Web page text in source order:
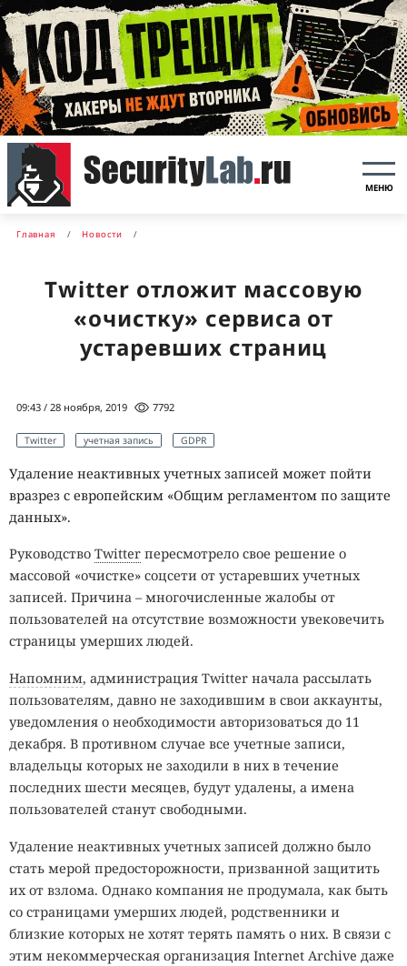
МЕНЮ
Главная Новости
Twitter отложит массовую
«очистку» сервиса от
устаревших страниц
09:43 / 28 ноября, 2019 7792
Twitter учетная запись GDPR
Удаление неактивных учетных записей может пойти
вразрез с европейским «Общим регламентом по защите
данных».
Руководство Twitter пересмотрело свое решение о
массовой «очистке» соцсети от устаревших учетных
записей. Причина – многочисленные жалобы от
пользователей на отсутствие возможности увековечить
страницы умерших людей.
Напомним, администрация Twitter начала рассылать
пользователям, давно не заходившим в свои аккаунты,
уведомления о необходимости авторизоваться до 11
декабря. В противном случае все учетные записи,
владельцы которых не заходили в них в течение
последних шести месяцев, будут удалены, а имена
пользователей станут свободными.
Удаление неактивных учетных записей должно было
стать мерой предосторожности, призванной защитить
их от взлома. Однако компания не продумала, как быть
со страницами умерших людей, родственники и
близкие которых не хотят терять память о них. В связи с
этим некоммерческая организация Internet Archive даже